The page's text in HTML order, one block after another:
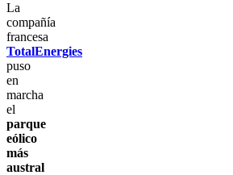
La
compañía
francesa
TotalEnergies
puso
en
marcha
el
parque
eólico
más
austral